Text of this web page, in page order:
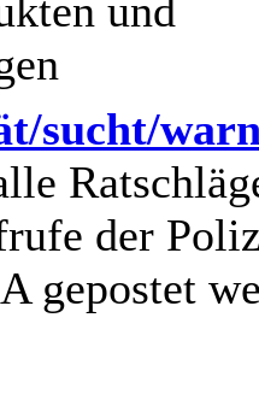
und
sucht/
der
gepostet